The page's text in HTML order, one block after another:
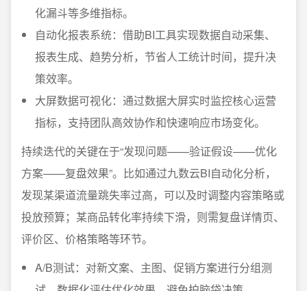
化漏斗等多维指标。
自动化报表系统：借助BI工具实现数据自动采集、
报表生成、趋势分析，节省人工统计时间，提升决
策效率。
大屏数据可视化：通过数据大屏实时监控核心运营
指标，支持团队高效协作和快速响应市场变化。
持续迭代的关键在于“发现问题——验证假设——优化
方案——复盘效果”。比如通过九数云BI自动化分析，
发现某渠道流量跳失率过高，可以及时调整内容策略或
投放预算；某商品转化率持续下滑，则需复盘详情页、
评价区、价格策略等环节。
A/B测试：对新文案、主图、促销方案进行分组测